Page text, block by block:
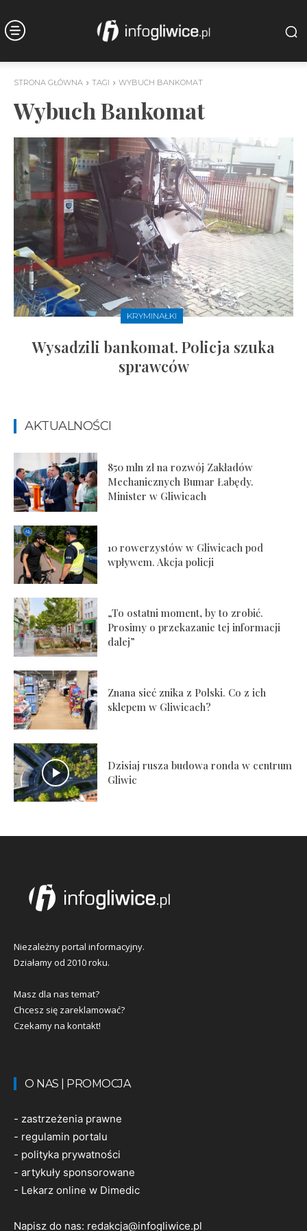
STRONA GŁÓWNA TAGI WYBUCH BANKOMAT
Wybuch Bankomat
KRYMINAŁKI
Wysadzili bankomat. Policja szuka
sprawców
AKTUALNOŚCI
850 mln zł na rozwój Zakładów
Mechanicznych Bumar Łabędy.
Minister w Gliwicach
10 rowerzystów w Gliwicach pod
wpływem. Akcja policji
„To ostatni moment, by to zrobić.
Prosimy o przekazanie tej informacji
dalej”
Znana sieć znika z Polski. Co z ich
sklepem w Gliwicach?
Dzisiaj rusza budowa ronda w centrum
Gliwic
Niezależny portal informacyjny.
Działamy od 2010 roku.
Masz dla nas temat?
Chcesz się zareklamować?
Czekamy na kontakt!
O NAS | PROMOCJA
- zastrzeżenia prawne
- regulamin portalu
- polityka prywatności
- artykuły sponsorowane
- Lekarz online w Dimedic
Napisz do nas: redakcja@infogliwice.pl